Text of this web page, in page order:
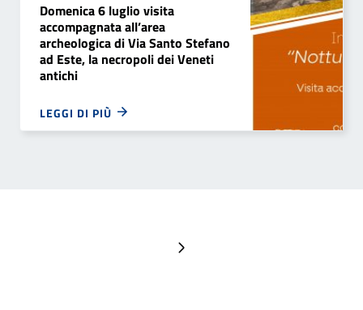
Domenica 6 luglio visita
accompagnata all’area
archeologica di Via Santo Stefano
ad Este, la necropoli dei Veneti
antichi
LEGGI DI PIÙ
Pagina successiva